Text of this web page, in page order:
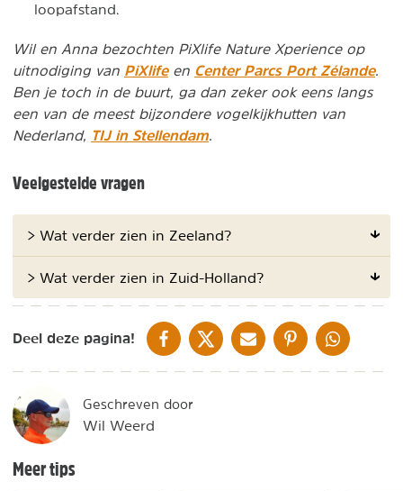
loopafstand.
Wil en Anna bezochten PiXlife Nature Xperience op
uitnodiging van PiXlifeen Center Parcs Port Zélande.
Ben je toch in de buurt, ga dan zeker ook eens langs
een van de meest bijzondere vogelkijkhutten van
Nederland, TIJ in Stellendam.
Veelgestelde vragen
> Wat verder zien in Zeeland?
> Wat verder zien in Zuid-Holland?
Deel deze pagina! DELEN OP FACEBOOK
DELEN OP XDELEN VIA DE MAIL
DELEN OP PINTEREST
DELEN OP
Geschreven door
Wil Weerd
Meer tips